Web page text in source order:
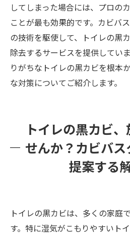
してしまった場合には、プロの
ことが最も効果的です。カビバ
の技術を駆使して、トイレの黒
除去するサービスを提供してい
りがちなトイレの黒カビを根本
な対策についてご紹介します。
トイレの黒カビ
せんか？カビバ
提案する
トイレの黒カビは、多くの家庭
す。特に湿気がこもりやすいト